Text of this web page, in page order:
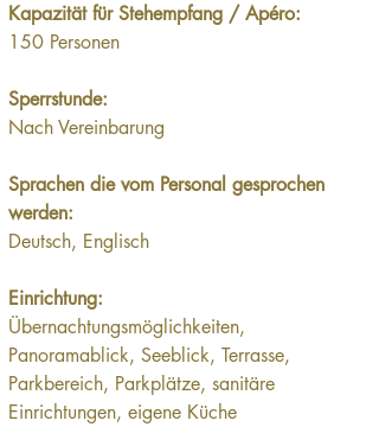
Kapazität für Stehempfang / Apéro:
150 Personen
Sperrstunde:
Nach Vereinbarung
Sprachen die vom Personal gesprochen
werden:
Deutsch, Englisch
Einrichtung:
Übernachtungsmöglichkeiten,
Panoramablick, Seeblick, Terrasse,
Parkbereich, Parkplätze, sanitäre
Einrichtungen, eigene Küche